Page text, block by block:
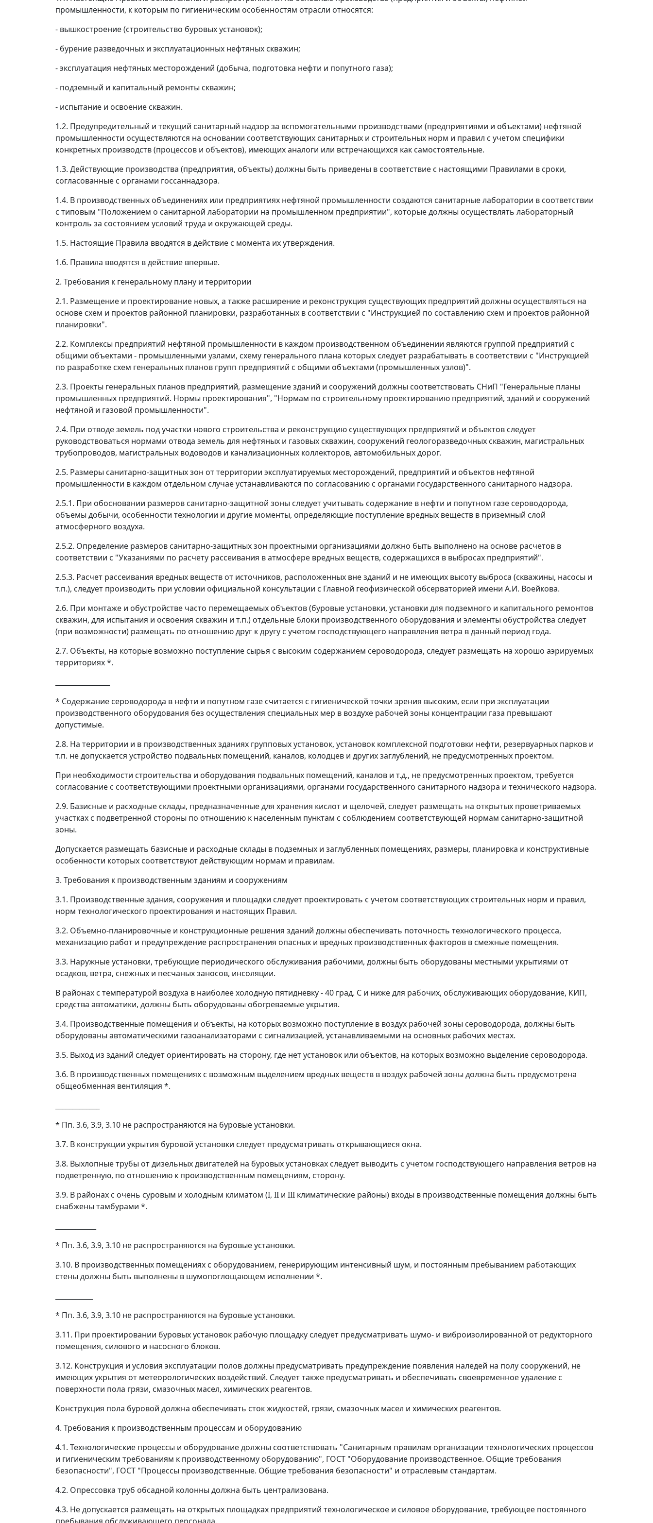
промышленности, к которым по гигиеническим особенностям отрасли относятся:
- вышкостроение (строительство буровых установок);
- бурение разведочных и эксплуатационных нефтяных скважин;
- эксплуатация нефтяных месторождений (добыча, подготовка нефти и попутного газа);
- подземный и капитальный ремонты скважин;
- испытание и освоение скважин.
1.2. Предупредительный и текущий санитарный надзор за вспомогательными производствами (предприятиями и объектами) нефтяной
промышленности осуществляются на основании соответствующих санитарных и строительных норм и правил с учетом специфики
конкретных производств (процессов и объектов), имеющих аналоги или встречающихся как самостоятельные.
1.3. Действующие производства (предприятия, объекты) должны быть приведены в соответствие с настоящими Правилами в сроки,
согласованные с органами госсаннадзора.
1.4. В производственных объединениях или предприятиях нефтяной промышленности создаются санитарные лаборатории в соответствии
с типовым "Положением о санитарной лаборатории на промышленном предприятии", которые должны осуществлять лабораторный
контроль за состоянием условий труда и окружающей среды.
1.5. Настоящие Правила вводятся в действие с момента их утверждения.
1.6. Правила вводятся в действие впервые.
2. Требования к генеральному плану и территории
2.1. Размещение и проектирование новых, а также расширение и реконструкция существующих предприятий должны осуществляться на
основе схем и проектов районной планировки, разработанных в соответствии с "Инструкцией по составлению схем и проектов районной
планировки".
2.2. Комплексы предприятий нефтяной промышленности в каждом производственном объединении являются группой предприятий с
общими объектами - промышленными узлами, схему генерального плана которых следует разрабатывать в соответствии с "Инструкцией
по разработке схем генеральных планов групп предприятий с общими объектами (промышленных узлов)".
2.3. Проекты генеральных планов предприятий, размещение зданий и сооружений должны соответствовать СНиП "Генеральные планы
промышленных предприятий. Нормы проектирования", "Нормам по строительному проектированию предприятий, зданий и сооружений
нефтяной и газовой промышленности".
2.4. При отводе земель под участки нового строительства и реконструкцию существующих предприятий и объектов следует
руководствоваться нормами отвода земель для нефтяных и газовых скважин, сооружений геологоразведочных скважин, магистральных
трубопроводов, магистральных водоводов и канализационных коллекторов, автомобильных дорог.
2.5. Размеры санитарно-защитных зон от территории эксплуатируемых месторождений, предприятий и объектов нефтяной
промышленности в каждом отдельном случае устанавливаются по согласованию с органами государственного санитарного надзора.
2.5.1. При обосновании размеров санитарно-защитной зоны следует учитывать содержание в нефти и попутном газе сероводорода,
объемы добычи, особенности технологии и другие моменты, определяющие поступление вредных веществ в приземный слой
атмосферного воздуха.
2.5.2. Определение размеров санитарно-защитных зон проектными организациями должно быть выполнено на основе расчетов в
соответствии с "Указаниями по расчету рассеивания в атмосфере вредных веществ, содержащихся в выбросах предприятий".
2.5.3. Расчет рассеивания вредных веществ от источников, расположенных вне зданий и не имеющих высоту выброса (скважины, насосы и
т.п.), следует производить при условии официальной консультации с Главной геофизической обсерваторией имени А.И. Воейкова.
2.6. При монтаже и обустройстве часто перемещаемых объектов (буровые установки, установки для подземного и капитального ремонтов
скважин, для испытания и освоения скважин и т.п.) отдельные блоки производственного оборудования и элементы обустройства следует
(при возможности) размещать по отношению друг к другу с учетом господствующего направления ветра в данный период года.
2.7. Объекты, на которые возможно поступление сырья с высоким содержанием сероводорода, следует размещать на хорошо аэрируемых
территориях *.
* Содержание сероводорода в нефти и попутном газе считается с гигиенической точки зрения высоким, если при эксплуатации
производственного оборудования без осуществления специальных мер в воздухе рабочей зоны концентрации газа превышают
допустимые.
2.8. На территории и в производственных зданиях групповых установок, установок комплексной подготовки нефти, резервуарных парков и
т.п. не допускается устройство подвальных помещений, каналов, колодцев и других заглублений, не предусмотренных проектом.
При необходимости строительства и оборудования подвальных помещений, каналов и т.д., не предусмотренных проектом, требуется
согласование с соответствующими проектными организациями, органами государственного санитарного надзора и технического надзора.
2.9. Базисные и расходные склады, предназначенные для хранения кислот и щелочей, следует размещать на открытых проветриваемых
участках с подветренной стороны по отношению к населенным пунктам с соблюдением соответствующей нормам санитарно-защитной
зоны.
Допускается размещать базисные и расходные склады в подземных и заглубленных помещениях, размеры, планировка и конструктивные
особенности которых соответствуют действующим нормам и правилам.
3. Требования к производственным зданиям и сооружениям
3.1. Производственные здания, сооружения и площадки следует проектировать с учетом соответствующих строительных норм и правил,
норм технологического проектирования и настоящих Правил.
3.2. Объемно-планировочные и конструкционные решения зданий должны обеспечивать поточность технологического процесса,
механизацию работ и предупреждение распространения опасных и вредных производственных факторов в смежные помещения.
3.3. Наружные установки, требующие периодического обслуживания рабочими, должны быть оборудованы местными укрытиями от
осадков, ветра, снежных и песчаных заносов, инсоляции.
В районах с температурой воздуха в наиболее холодную пятидневку - 40 град. С и ниже для рабочих, обслуживающих оборудование, КИП,
средства автоматики, должны быть оборудованы обогреваемые укрытия.
3.4. Производственные помещения и объекты, на которых возможно поступление в воздух рабочей зоны сероводорода, должны быть
оборудованы автоматическими газоанализаторами с сигнализацией, устанавливаемыми на основных рабочих местах.
3.5. Выход из зданий следует ориентировать на сторону, где нет установок или объектов, на которых возможно выделение сероводорода.
3.6. В производственных помещениях с возможным выделением вредных веществ в воздух рабочей зоны должна быть предусмотрена
общеобменная вентиляция *.
* Пп. 3.6, 3.9, 3.10 не распространяются на буровые установки.
3.7. В конструкции укрытия буровой установки следует предусматривать открывающиеся окна.
3.8. Выхлопные трубы от дизельных двигателей на буровых установках следует выводить с учетом господствующего направления ветров на
подветренную, по отношению к производственным помещениям, сторону.
3.9. В районах с очень суровым и холодным климатом (I, II и III климатические районы) входы в производственные помещения должны быть
снабжены тамбурами *.
* Пп. 3.6, 3.9, 3.10 не распространяются на буровые установки.
3.10. В производственных помещениях с оборудованием, генерирующим интенсивный шум, и постоянным пребыванием работающих
стены должны быть выполнены в шумопоглощающем исполнении *.
* Пп. 3.6, 3.9, 3.10 не распространяются на буровые установки.
3.11. При проектировании буровых установок рабочую площадку следует предусматривать шумо- и виброизолированной от редукторного
помещения, силового и насосного блоков.
3.12. Конструкция и условия эксплуатации полов должны предусматривать предупреждение появления наледей на полу сооружений, не
имеющих укрытия от метеорологических воздействий. Следует также предусматривать и обеспечивать своевременное удаление с
поверхности пола грязи, смазочных масел, химических реагентов.
Конструкция пола буровой должна обеспечивать сток жидкостей, грязи, смазочных масел и химических реагентов.
4. Требования к производственным процессам и оборудованию
4.1. Технологические процессы и оборудование должны соответствовать "Санитарным правилам организации технологических процессов
и гигиеническим требованиям к производственному оборудованию", ГОСТ "Оборудование производственное. Общие требования
безопасности", ГОСТ "Процессы производственные. Общие требования безопасности" и отраслевым стандартам.
4.2. Опрессовка труб обсадной колонны должна быть централизована.
4.3. Не допускается размещать на открытых площадках предприятий технологическое и силовое оборудование, требующее постоянного